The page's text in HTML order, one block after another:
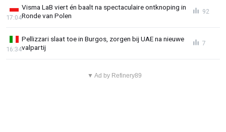
Visma LaB viert én baalt na spectaculaire ontknoping in
Ronde van Polen
17:04
92
Pellizzari slaat toe in Burgos, zorgen bij UAE na nieuwe
valpartij
16:34
7
▼ Ad by Refinery89